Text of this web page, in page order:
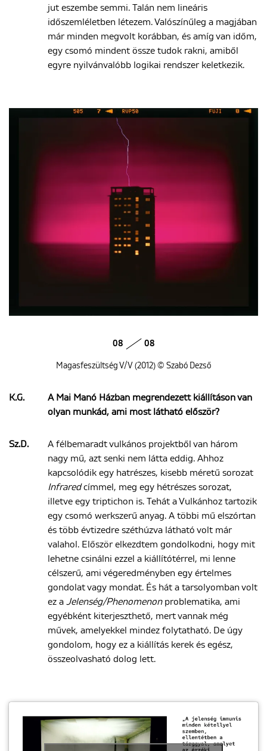
jut eszembe semmi. Talán nem lineáris
időszemléletben létezem. Valószínűleg a magjában
már minden megvolt korábban, és amíg van időm,
egy csomó mindent össze tudok rakni, amiből
egyre nyilvánvalóbb logikai rendszer keletkezik.
08 08
Magasfeszültség V/V (2012) © Szabó Dezső
K.G.
A Mai Manó Házban megrendezett kiállításon van
olyan munkád, ami most látható először?
Sz.D.
A félbemaradt vulkános projektből van három
nagy mű, azt senki nem látta eddig. Ahhoz
kapcsolódik egy hatrészes, kisebb méretű sorozat
Infraredcímmel, meg egy hétrészes sorozat,
illetve egy triptichon is. Tehát a Vulkánhoz tartozik
egy csomó werkszerű anyag. A többi mű elszórtan
és több évtizedre széthúzva látható volt már
valahol. Először elkezdtem gondolkodni, hogy mit
lehetne csinálni ezzel a kiállítótérrel, mi lenne
célszerű, ami végeredményben egy értelmes
gondolat vagy mondat. És hát a tarsolyomban volt
ez a Jelenség/Phenomenonproblematika, ami
egyébként kiterjeszthető, mert vannak még
művek, amelyekkel mindez folytatható. De úgy
gondolom, hogy ez a kiállítás kerek és egész,
összeolvasható dolog lett.